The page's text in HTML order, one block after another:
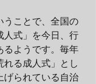
うことで、全国の
人式」を今日、行
るようです。毎年
る成人式」とし
げられている自治